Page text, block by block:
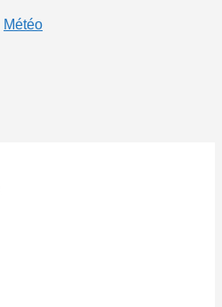
Météo